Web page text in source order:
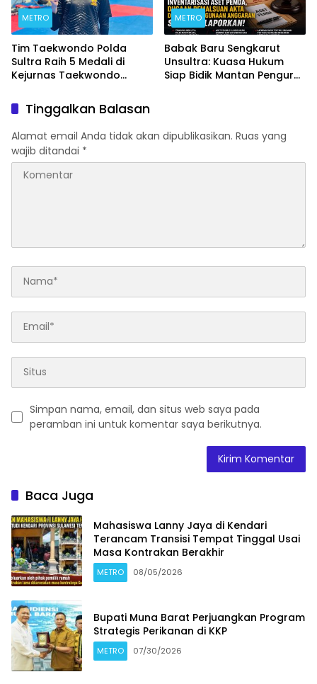
METRO
Tim Taekwondo Polda
Sultra Raih 5 Medali di
Kejurnas Taekwondo
METRO
Babak Baru Sengkarut
Unsultra: Kuasa Hukum
Siap Bidik Mantan Pengurus
Tinggalkan Balasan
Alamat email Anda tidak akan dipublikasikan. Ruas yang
wajib ditandai *
Simpan nama, email, dan situs web saya pada
peramban ini untuk komentar saya berikutnya.
Baca Juga
Mahasiswa Lanny Jaya di Kendari
Terancam Transisi Tempat Tinggal Usai
Masa Kontrakan Berakhir
METRO 08/05/2026
Bupati Muna Barat Perjuangkan Program
Strategis Perikanan di KKP
METRO 07/30/2026